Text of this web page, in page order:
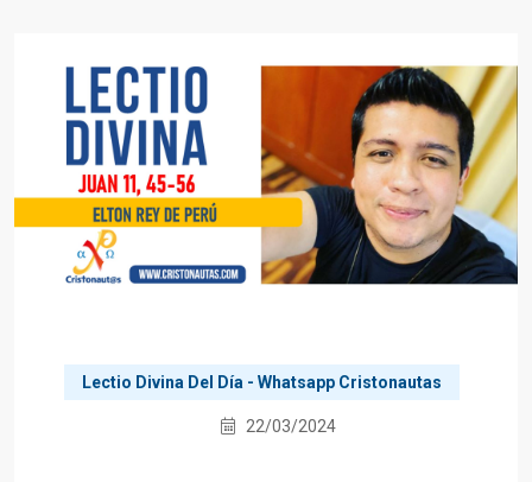
Lectio Divina Del Día - Whatsapp Cristonautas
22/03/2024